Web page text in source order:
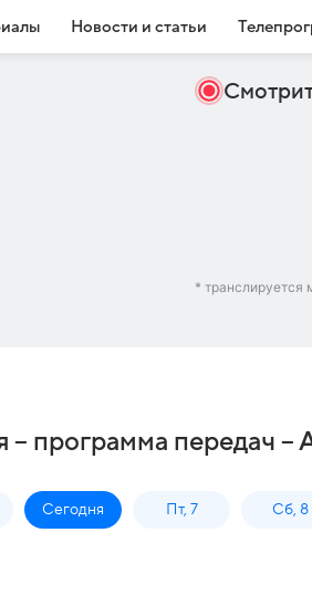
Новости и статьи
* транслируется
– программа передач –
Сегодня Пт, 7 Сб, 8